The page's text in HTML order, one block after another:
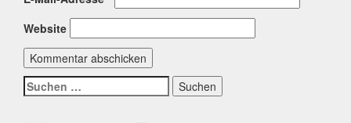
Website
Suchen
nach: